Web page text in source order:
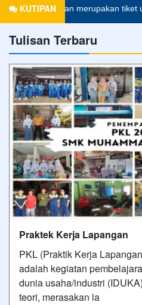
KUTIPAN
Pendidikan merupakan tiket
Tulisan Terbaru
Praktek Kerja Lapangan
PKL (Praktik Kerja
adalah kegiatan
dunia usaha/industri
teori, merasakan la